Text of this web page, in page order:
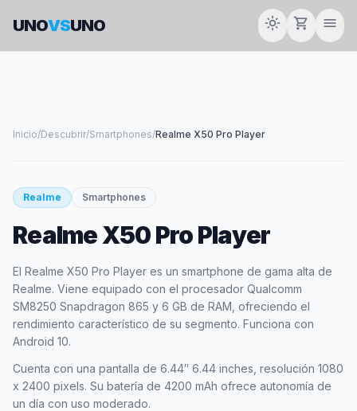
UNOVSUNO light_mode shopping_cart menu
Inicio/Descubrir/Smartphones/Realme X50 Pro Player
smartphone
REALME
Realme Smartphones
Realme X50 Pro Player
El Realme X50 Pro Player es un smartphone de gama alta de
Realme. Viene equipado con el procesador Qualcomm
SM8250 Snapdragon 865 y 6 GB de RAM, ofreciendo el
rendimiento característico de su segmento. Funciona con
Android 10.
Cuenta con una pantalla de 6.44″ 6.44 inches, resolución 1080
x 2400 pixels. Su batería de 4200 mAh ofrece autonomía de
un día con uso moderado.